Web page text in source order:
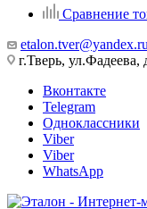
Сравнение
etalon.tver@yandex.ru
г.Тверь, ул.Фадеева,
Вконтакте
Telegram
Одноклассники
Viber
Viber
WhatsApp